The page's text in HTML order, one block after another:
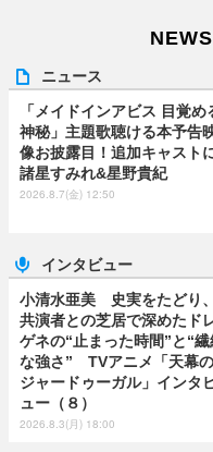
ニュース
「メイドインアビス 目覚め
神秘」主題歌聴ける本予告
像お披露目！追加キャスト
諸星すみれ&星野貴紀
2026.8.7(金) 12:50
インタビュー
小清水亜美 史実をたどり、
共演者との芝居で深めたド
ゲネの“止まった時間”と“繊
な強さ” TVアニメ「天幕の
ジャードゥーガル」インタ
ュー（８）
2026.8.3(月) 18:00